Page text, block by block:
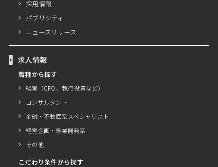
採用情報
パブリシティ
ニュースリリース
求人情報
職種から探す
経営（CFO、執行役員など）
コンサルタント
金融・不動産系スペシャリスト
経営企画・事業開発系
その他
こだわり条件から探す